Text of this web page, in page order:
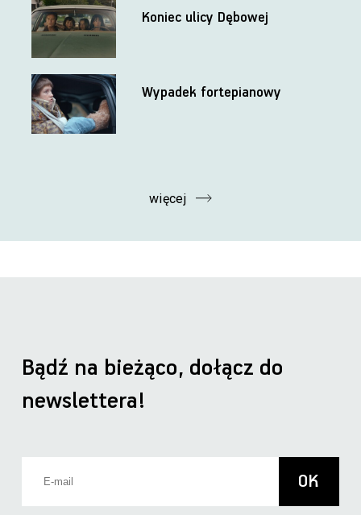
Koniec ulicy Dębowej
Wypadek fortepianowy
więcej
Bądź na bieżąco, dołącz do
newslettera!